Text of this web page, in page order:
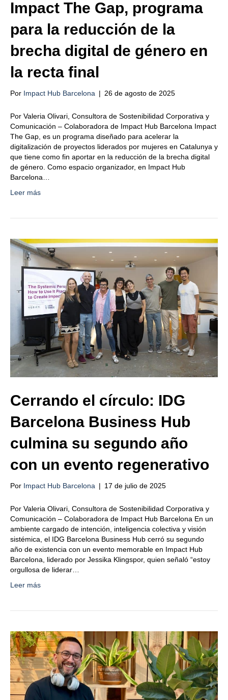
Impact The Gap, programa
para la reducción de la
brecha digital de género en
la recta final
Por Impact Hub Barcelona | 26 de agosto de 2025
Por Valeria Olivari, Consultora de Sostenibilidad Corporativa y
Comunicación – Colaboradora de Impact Hub Barcelona Impact
The Gap, es un programa diseñado para acelerar la
digitalización de proyectos liderados por mujeres en Catalunya y
que tiene como fin aportar en la reducción de la brecha digital
de género. Como espacio organizador, en Impact Hub
Barcelona…
Leer más
Cerrando el círculo: IDG
Barcelona Business Hub
culmina su segundo año
con un evento regenerativo
Por Impact Hub Barcelona | 17 de julio de 2025
Por Valeria Olivari, Consultora de Sostenibilidad Corporativa y
Comunicación – Colaboradora de Impact Hub Barcelona En un
ambiente cargado de intención, inteligencia colectiva y visión
sistémica, el IDG Barcelona Business Hub cerró su segundo
año de existencia con un evento memorable en Impact Hub
Barcelona, liderado por Jessika Klingspor, quien señaló “estoy
orgullosa de liderar…
Leer más